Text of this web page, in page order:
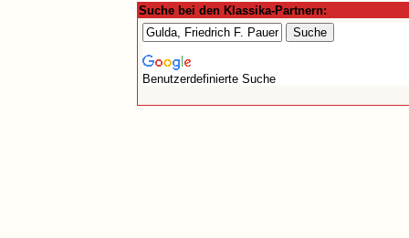
Suche bei den Klassika-Partnern:
Benutzerdefinierte Suche